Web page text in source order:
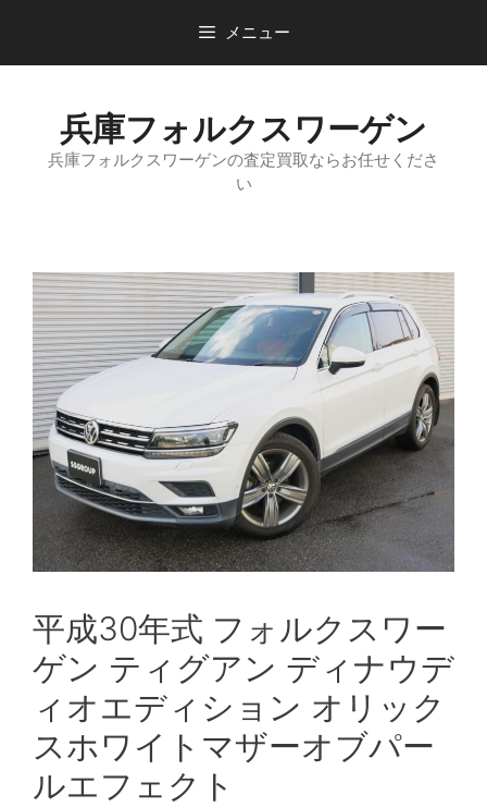
テ
メニュー
兵庫フォルクスワーゲン
兵庫フォルクスワーゲンの査定買取ならお任せくださ
い
平成30年式 フォルクスワー
ゲン ティグアン ディナウデ
ィオエディション オリック
スホワイトマザーオブパー
ルエフェクト